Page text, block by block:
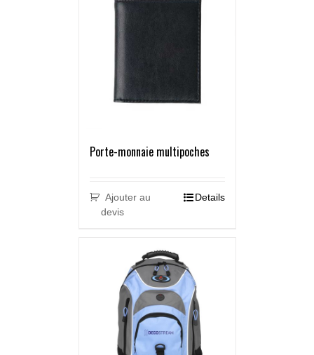
Porte-monnaie multipoches
Ajouter au
devis
Details